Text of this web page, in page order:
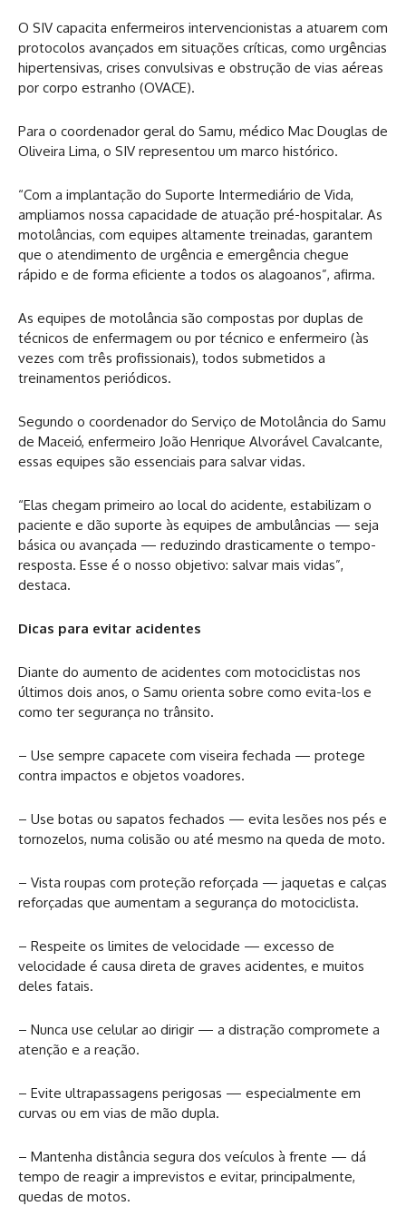
O SIV capacita enfermeiros intervencionistas a atuarem com
protocolos avançados em situações críticas, como urgências
hipertensivas, crises convulsivas e obstrução de vias aéreas
por corpo estranho (OVACE).
Para o coordenador geral do Samu, médico Mac Douglas de
Oliveira Lima, o SIV representou um marco histórico.
“Com a implantação do Suporte Intermediário de Vida,
ampliamos nossa capacidade de atuação pré-hospitalar. As
motolâncias, com equipes altamente treinadas, garantem
que o atendimento de urgência e emergência chegue
rápido e de forma eficiente a todos os alagoanos”, afirma.
As equipes de motolância são compostas por duplas de
técnicos de enfermagem ou por técnico e enfermeiro (às
vezes com três profissionais), todos submetidos a
treinamentos periódicos.
Segundo o coordenador do Serviço de Motolância do Samu
de Maceió, enfermeiro João Henrique Alvorável Cavalcante,
essas equipes são essenciais para salvar vidas.
“Elas chegam primeiro ao local do acidente, estabilizam o
paciente e dão suporte às equipes de ambulâncias — seja
básica ou avançada — reduzindo drasticamente o tempo-
resposta. Esse é o nosso objetivo: salvar mais vidas”,
destaca.
Dicas para evitar acidentes
Diante do aumento de acidentes com motociclistas nos
últimos dois anos, o Samu orienta sobre como evita-los e
como ter segurança no trânsito.
– Use sempre capacete com viseira fechada — protege
contra impactos e objetos voadores.
– Use botas ou sapatos fechados — evita lesões nos pés e
tornozelos, numa colisão ou até mesmo na queda de moto.
– Vista roupas com proteção reforçada — jaquetas e calças
reforçadas que aumentam a segurança do motociclista.
– Respeite os limites de velocidade — excesso de
velocidade é causa direta de graves acidentes, e muitos
deles fatais.
– Nunca use celular ao dirigir — a distração compromete a
atenção e a reação.
– Evite ultrapassagens perigosas — especialmente em
curvas ou em vias de mão dupla.
– Mantenha distância segura dos veículos à frente — dá
tempo de reagir a imprevistos e evitar, principalmente,
quedas de motos.